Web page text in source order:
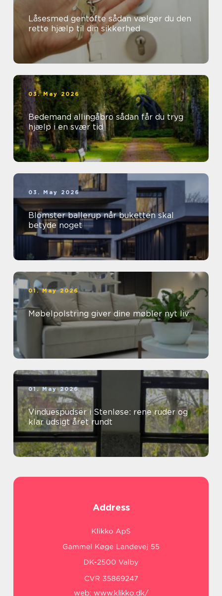
Låsesmed gentofte sådan vælger du den
rette hjælp til din sikkerhed
03. May 2026
Bedemand allingåbro sådan får du tryg
hjælp i en svær tid
03. May 2026
Blomster ballerup når buketten skal
betyde noget
01. May 2026
Møbelpolstring giver dine møbler nyt liv
01. May 2026
Vinduespudser i Stenløse: rene ruder og
klar udsigt året rundt
Address
web: www.klikko.dk/